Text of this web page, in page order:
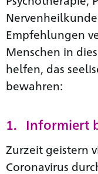
Empfehlungen
Menschen in
helfen, das
bewahren:
1. Informiert
Zurzeit geistern
Coronavirus